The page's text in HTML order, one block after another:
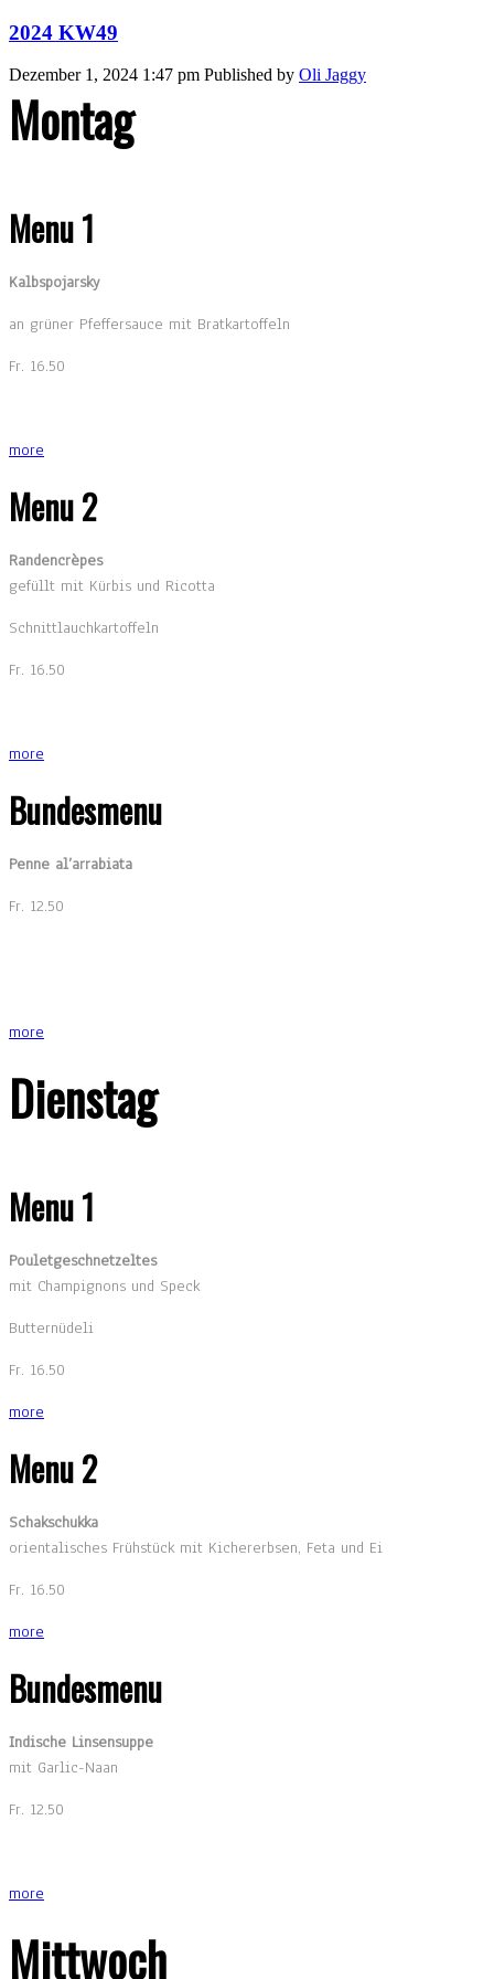
2024 KW49
Dezember 1, 2024 1:47 pm Published by Oli Jaggy
Montag
Menu 1
Kalbspojarsky
an grüner Pfeffersauce mit Bratkartoffeln
Fr. 16.50
more
Menu 2
Randencrèpes
gefüllt mit Kürbis und Ricotta
Schnittlauchkartoffeln
Fr. 16.50
more
Bundesmenu
Penne al’arrabiata
Fr. 12.50
more
Dienstag
Menu 1
Pouletgeschnetzeltes
mit Champignons und Speck
Butternüdeli
Fr. 16.50
more
Menu 2
Schakschukka
orientalisches Frühstück mit Kichererbsen, Feta und Ei
Fr. 16.50
more
Bundesmenu
Indische Linsensuppe
mit Garlic-Naan
Fr. 12.50
more
Mittwoch